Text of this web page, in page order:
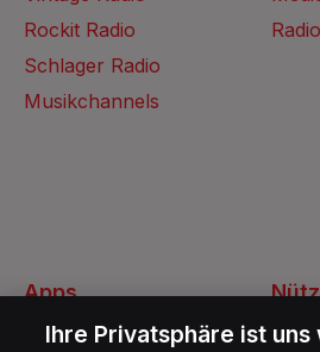
Rockit Radio
Schlager Radio
Musikchannels
Apps
Energy Radio App
Ihre Privatsphäre ist uns